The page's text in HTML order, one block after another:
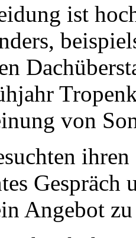
ist
von
Angebot